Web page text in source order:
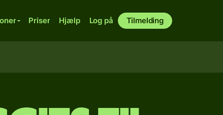
Priser Hjælp Log på Tilmelding